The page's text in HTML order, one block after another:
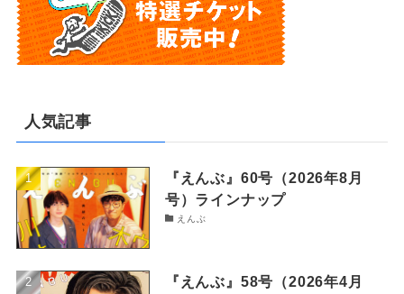
人気記事
『えんぶ』60号（2026年8月
号）ラインナップ
えんぶ
『えんぶ』58号（2026年4月